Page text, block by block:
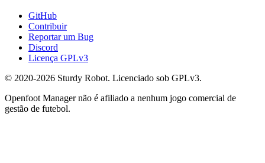
GitHub
Contribuir
Reportar um Bug
Discord
Licença GPLv3
© 2020-2026 Sturdy Robot. Licenciado sob GPLv3.
Openfoot Manager não é afiliado a nenhum jogo comercial de
gestão de futebol.